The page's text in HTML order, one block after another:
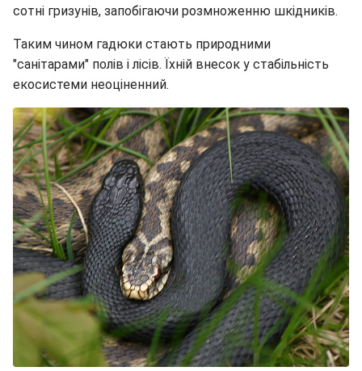
сотні гризунів, запобігаючи розмноженню шкідників.
Таким чином гадюки стають природними
"санітарами" полів і лісів. Їхній внесок у стабільність
екосистеми неоціненний.